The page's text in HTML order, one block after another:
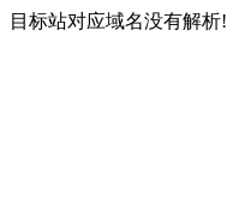
目标站对应域名没有解析!